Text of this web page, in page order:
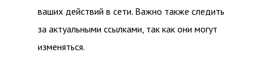
ваших действий в сети. Важно также следить
за актуальными ссылками, так как они могут
изменяться.